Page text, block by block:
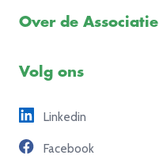
Examenreglement
Over de Associatie
Freelance opdrachten
Partners
Contact
Volg ons
Linkedin
Facebook